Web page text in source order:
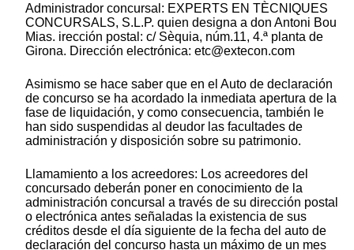
Administrador concursal: EXPERTS EN TÈCNIQUES
CONCURSALS, S.L.P. quien designa a don Antoni Bou
Mias. irección postal: c/ Sèquia, núm.11, 4.ª planta de
Girona. Dirección electrónica: etc@extecon.com
Asimismo se hace saber que en el Auto de declaración
de concurso se ha acordado la inmediata apertura de la
fase de liquidación, y como consecuencia, también le
han sido suspendidas al deudor las facultades de
administración y disposición sobre su patrimonio.
Llamamiento a los acreedores: Los acreedores del
concursado deberán poner en conocimiento de la
administración concursal a través de su dirección postal
o electrónica antes señaladas la existencia de sus
créditos desde el día siguiente de la fecha del auto de
declaración del concurso hasta un máximo de un mes